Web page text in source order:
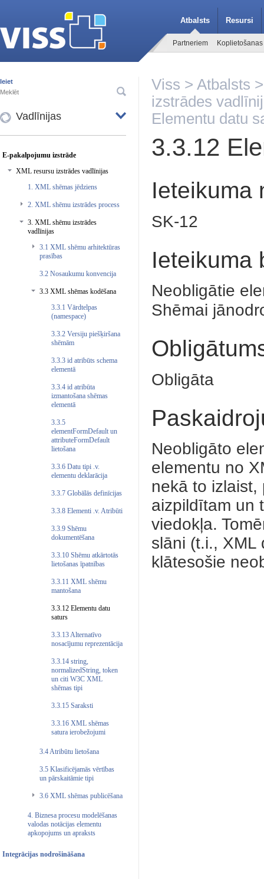
Atbalsts Resursi
Partneriem
Ieiet
Vadlīnijas
E-pakalpojumu izstrāde
XML resursu izstrādes vadlīnijas
1. XML shēmas jēdziens
2. XML shēmu izstrādes process
3. XML shēmu izstrādes
vadlīnijas
3.1 XML shēmu arhitektūras
prasības
3.2 Nosaukumu konvencija
3.3 XML shēmas kodēšana
3.3.1 Vārdtelpas
(namespace)
3.3.2 Versiju piešķiršana
shēmām
3.3.3 id atribūts schema
elementā
3.3.4 id atribūta
izmantošana shēmas
elementā
3.3.5
elementFormDefault un
attributeFormDefault
lietošana
3.3.6 Datu tipi .v.
elementu deklarācija
3.3.7 Globālās definīcijas
3.3.8 Elementi .v. Atribūti
3.3.9 Shēmu
dokumentēšana
3.3.10 Shēmu atkārtotās
lietošanas īpatnības
3.3.11 XML shēmu
mantošana
3.3.12 Elementu datu
saturs
3.3.13 Alternatīvo
nosacījumu reprezentācija
3.3.14 string,
normalizedString, token
un citi W3C XML
shēmas tipi
3.3.15 Saraksti
3.3.16 XML shēmas
satura ierobežojumi
3.4 Atribūtu lietošana
3.5 Klasificējamās vērtības
un pārskaitāmie tipi
3.6 XML shēmas publicēšana
4. Biznesa procesu modelēšanas
valodas notācijas elementu
apkopojums un apraksts
Integrācijas nodrošināšana
Viss > Atbalsts
izstrādes
Elementu datu
3.3.12
Ieteikuma
SK-12
Ieteikuma
Neobligātie
Shēmai
Obligāta
Neobligāto
elementu no
nekā to
aizpildītam un
viedokļa.
slāni (t.i.,
klātesošie